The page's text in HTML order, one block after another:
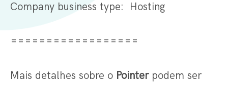
Company business type: Hosting
==================
Mais detalhes sobre o Pointerpodem ser